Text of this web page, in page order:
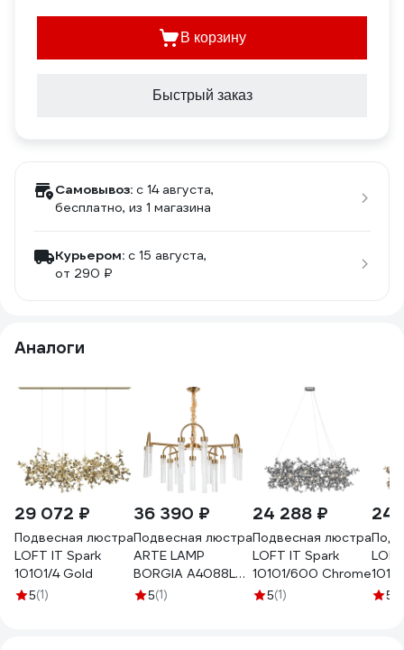
В корзину
Быстрый заказ
Самовывоз: c 14 августа,
бесплатно, из 1 магазина
Курьером: c 15 августа,
от 290 ₽
Аналоги
29 072 ₽
Подвесная люстра
LOFT IT Spark
10101/4 Gold
5(1)
36 390 ₽
Подвесная люстра
ARTE LAMP
BORGIA A4088LM-
15AB
5(1)
24 288 ₽
Подвесная люстра
LOFT IT Spark
10101/600 Chrome
5(1)
24
5